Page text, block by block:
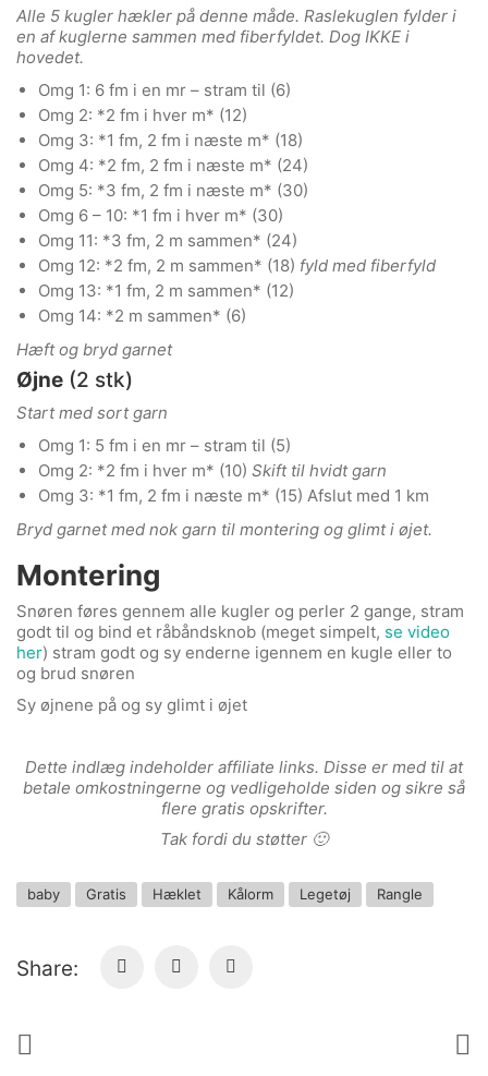
Alle 5 kugler hækler på denne måde. Raslekuglen fylder i
en af kuglerne sammen med fiberfyldet. Dog IKKE i
hovedet.
Omg 1: 6 fm i en mr – stram til (6)
Omg 2: *2 fm i hver m* (12)
Omg 3: *1 fm, 2 fm i næste m* (18)
Omg 4: *2 fm, 2 fm i næste m* (24)
Omg 5: *3 fm, 2 fm i næste m* (30)
Omg 6 – 10: *1 fm i hver m* (30)
Omg 11: *3 fm, 2 m sammen* (24)
Omg 12: *2 fm, 2 m sammen* (18) fyld med fiberfyld
Omg 13: *1 fm, 2 m sammen* (12)
Omg 14: *2 m sammen* (6)
Hæft og bryd garnet
Øjne (2 stk)
Start med sort garn
Omg 1: 5 fm i en mr – stram til (5)
Omg 2: *2 fm i hver m* (10) Skift til hvidt garn
Omg 3: *1 fm, 2 fm i næste m* (15) Afslut med 1 km
Bryd garnet med nok garn til montering og glimt i øjet.
Montering
Snøren føres gennem alle kugler og perler 2 gange, stram
godt til og bind et råbåndsknob (meget simpelt, se video
her) stram godt og sy enderne igennem en kugle eller to
og brud snøren
Sy øjnene på og sy glimt i øjet
Dette indlæg indeholder affiliate links. Disse er med til at
betale omkostningerne og vedligeholde siden og sikre så
flere gratis opskrifter.
Tak fordi du støtter 🙂
baby Gratis Hæklet Kålorm Legetøj Rangle
Share: